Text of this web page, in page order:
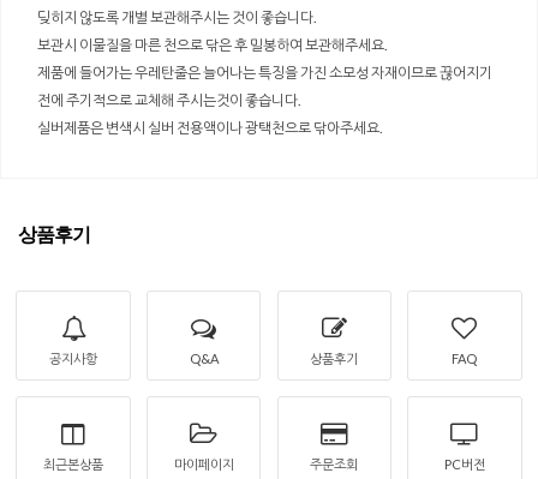
딪히지 않도록 개별 보관해주시는 것이 좋습니다.
보관시 이물질을 마른 천으로 닦은 후 밀봉하여 보관해주세요.
제품에 들어가는 우레탄줄은 늘어나는 특징을 가진 소모성 자재이므로 끊어지기
전에 주기적으로 교체해 주시는것이 좋습니다.
실버제품은 변색시 실버 전용액이나 광택천으로 닦아주세요.
상품후기
공지사항 Q&A 상품후기 FAQ
최근본상품 마이페이지 주문조회 PC버전